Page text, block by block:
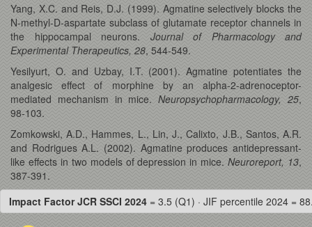
Yang, X.C. and Reis, D.J. (1999). Agmatine selectively blocks the
N-methyl-D-aspartate subclass of glutamate receptor channels in
the hippocampal neurons. Journal of Pharmacology and
Experimental Therapeutics, 28, 544-549.
Yesilyurt, O. and Uzbay, I.T. (2001). Agmatine potentiates the
analgesic effect of morphine by an alpha-2-adrenoceptor-
mediated mechanism in mice.Neuropsychopharmacology, 25,
98-103.
Zomkowski, A.D., Hammes, L., Lin, J., Calixto, J.B., Santos, A.R.
and Rodrigues A.L. (2002). Agmatine produces antidepressant-
like effects in two models of depression in mice.Neuroreport, 13,
387-391.
Impact Factor JCR SSCI 2024 = 3.5 (Q1) · JIF percentile 2024 =